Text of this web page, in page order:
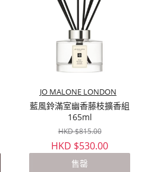
JO MALONE LONDON
藍風鈴滿室幽香藤枝擴香組
165ml
HKD $815.00
HKD $530.00
售罄